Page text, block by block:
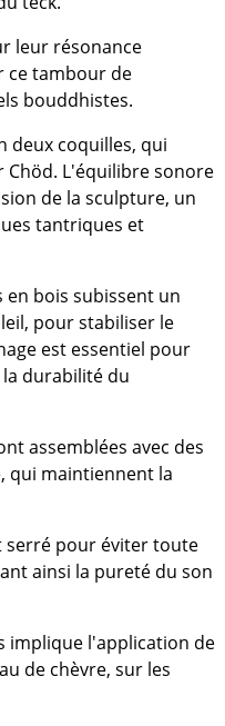
leur résonance
ce tambour de
bouddhistes.
deux coquilles, qui
L'équilibre sonore
de la sculpture, un
tantriques et
en bois subissent un
pour stabiliser le
est essentiel pour
durabilité du
assemblées avec des
qui maintiennent la
serré pour éviter toute
ainsi la pureté du son
implique l'application de
de chèvre, sur les